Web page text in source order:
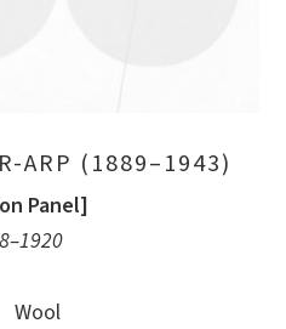
ARP (1889–1943)
Panel]
Wool